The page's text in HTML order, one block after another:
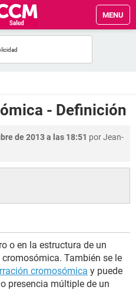
MENU
- Definición
de 2013 a las 18:51 porJean-
o en la estructura de un
También se le
cromosómica y puede
presencia múltiple de un